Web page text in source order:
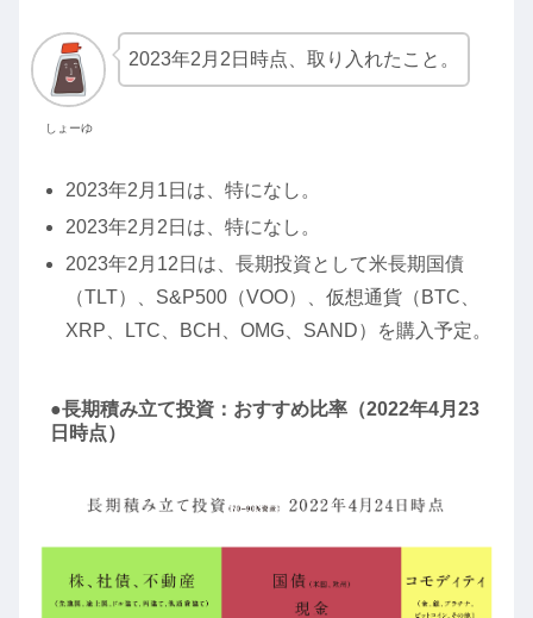
しょーゆ
2023年2月2日時点、取り入れたこと。
2023年2月1日は、特になし。
2023年2月2日は、特になし。
2023年2月12日は、長期投資として米長期国債
（TLT）、S&P500（VOO）、仮想通貨（BTC、
XRP、LTC、BCH、OMG、SAND）を購入予定。
●長期積み立て投資：おすすめ比率（2022年4月23
日時点）